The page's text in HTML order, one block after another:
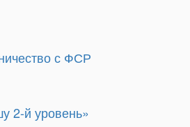
с ФСР
2-й уровень»